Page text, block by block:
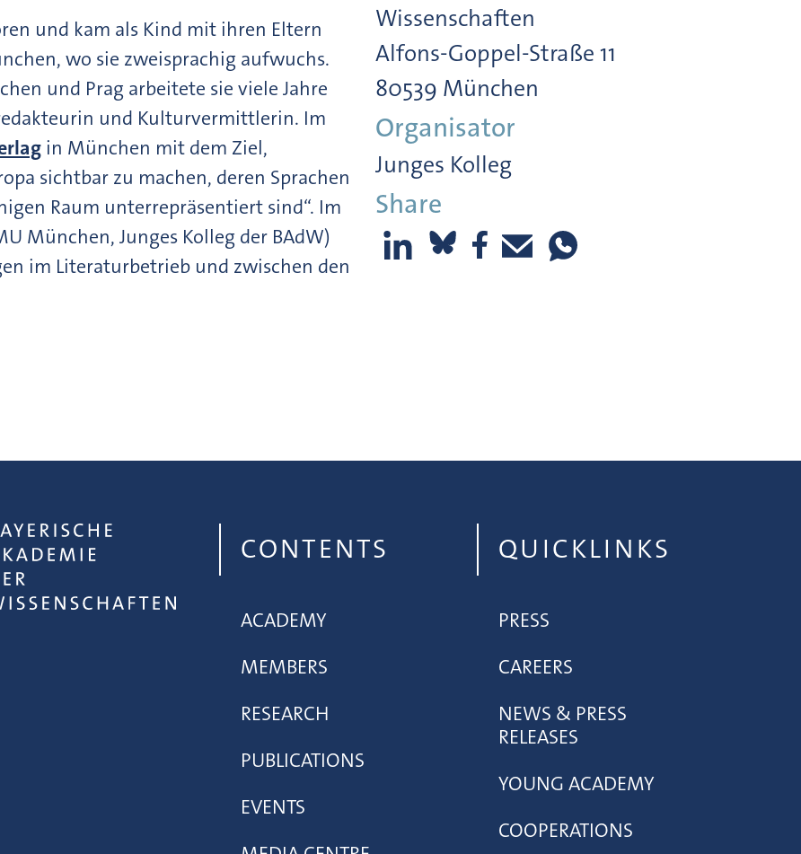
und kam als Kind mit ihren Eltern
wo sie zweisprachig aufwuchs.
und Prag arbeitete sie viele Jahre
und Kulturvermittlerin. Im
in München mit dem Ziel,
sichtbar zu machen, deren Sprachen
Raum unterrepräsentiert sind“. Im
München, Junges Kolleg der BAdW)
im Literaturbetrieb und zwischen den
Wissenschaften
Alfons-Goppel-Straße 11
80539 München
Organisator
Junges Kolleg
Share
CONTENTS
ACADEMY
MEMBERS
RESEARCH
PUBLICATIONS
EVENTS
QUICKLINKS
PRESS
CAREERS
NEWS & PRESS
RELEASES
YOUNG ACADEMY
COOPERATIONS